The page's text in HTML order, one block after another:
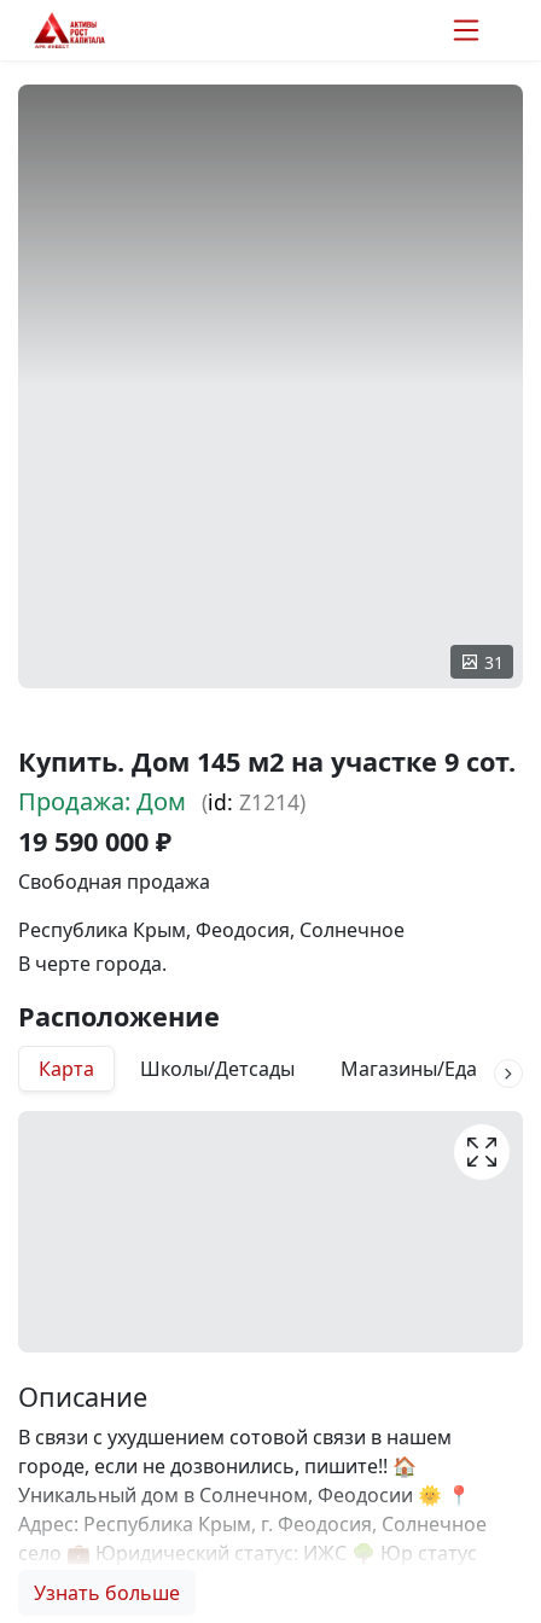
31
Купить. Дом 145 м2 на участке 9 сот.
Продажа: Дом (id: Z1214)
19 590 000 ₽
Свободная продажа
Республика Крым, Феодосия, Солнечное
В черте города.
Расположение
Карта Школы/Детсады Магазины/Еда
Описание
В связи с ухудшением сотовой связи в нашем
городе, если не дозвонились, пишите!! 🏠
Уникальный дом в Солнечном, Феодосии 🌞 📍
Адрес: Республика Крым, г. Феодосия, Солнечное
село 💼 Юридический статус: ИЖС 🌳 Юр статус
земли: Приватизирован 🚗 Дорога:
Узнать больше